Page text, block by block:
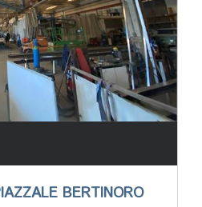
BERTINORO